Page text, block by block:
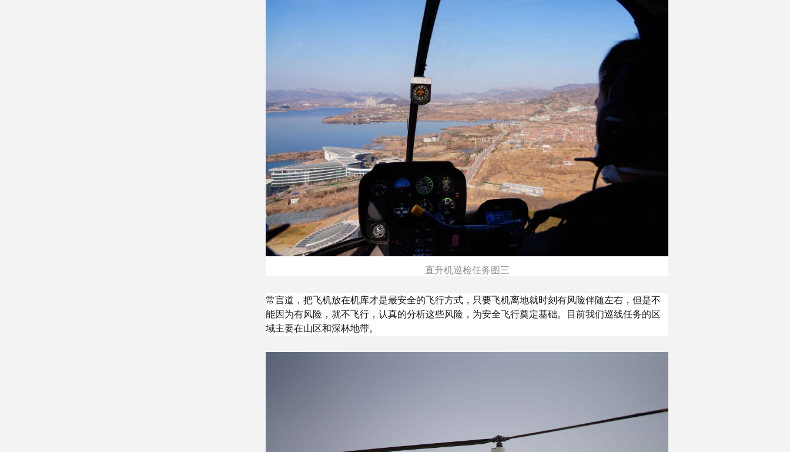
直升机巡检任务图三
常言道，把飞机放在机库才是最安全的飞行方式，只要飞机离地就时刻有风险伴随左右，但是不
能因为有风险，就不飞行，认真的分析这些风险，为安全飞行奠定基础。目前我们巡线任务的区
域主要在山区和深林地带。